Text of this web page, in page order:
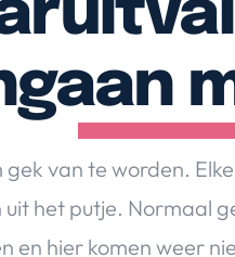
gek van te worden.
het putje. Normaal
en hier komen weer